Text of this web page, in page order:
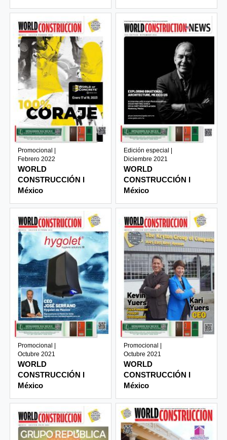
Promocional |
Febrero 2022
WORLD
CONSTRUCCIÓN I
México
Edición especial |
Diciembre 2021
WORLD
CONSTRUCCIÓN I
México
Promocional |
Octubre 2021
WORLD
CONSTRUCCIÓN I
México
Promocional |
Octubre 2021
WORLD
CONSTRUCCIÓN I
México